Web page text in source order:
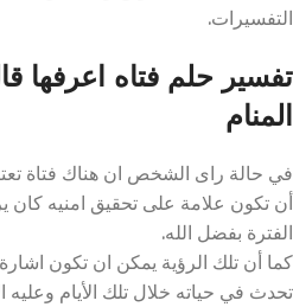
التفسيرات.
تفسير حلم فتاه اعرفها
المنام
في حالة راى الشخص ان هناك فتاة
أن تكون علامة على تحقيق امنيه كان
الفترة بفضل الله.
كما أن تلك الرؤية يمكن ان تكون اشارة
تحدث في حياته خلال تلك الأيام وعليه